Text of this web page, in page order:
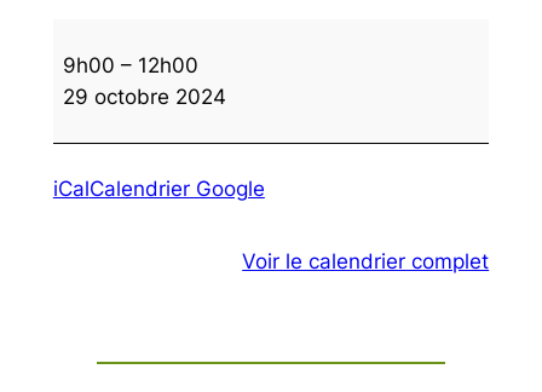
9h00 – 12h00
29 octobre 2024
iCalCalendrier Google
Voir le calendrier complet